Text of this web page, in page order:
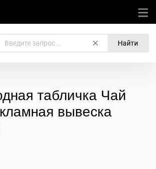
Найти
табличка Чай
вывеска